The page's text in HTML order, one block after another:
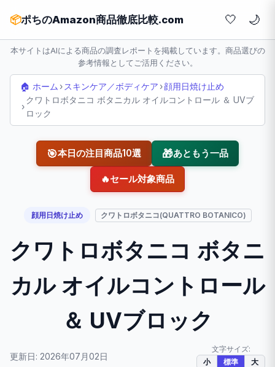
📦ポちのAmazon商品徹底比較.com 🤍
本サイトはAIによる商品の調査レポートを掲載しています。商品選びの
参考情報としてご活用ください。
🏠 ホーム › スキンケア／ボディケア ›顔用日焼け止め
›
クワトロボタニコ ボタニカル オイルコントロール ＆ UVブ
ロック
🎯本日の注目商品10選 🎁あともう一品
🔥セール対象商品
顔用日焼け止め クワトロボタニコ(QUATTRO BOTANICO)
クワトロボタニコ ボタニ
カル オイルコントロール
＆ UVブロック
更新日: 2026年07月02日
文字サイズ:
小 標準 大